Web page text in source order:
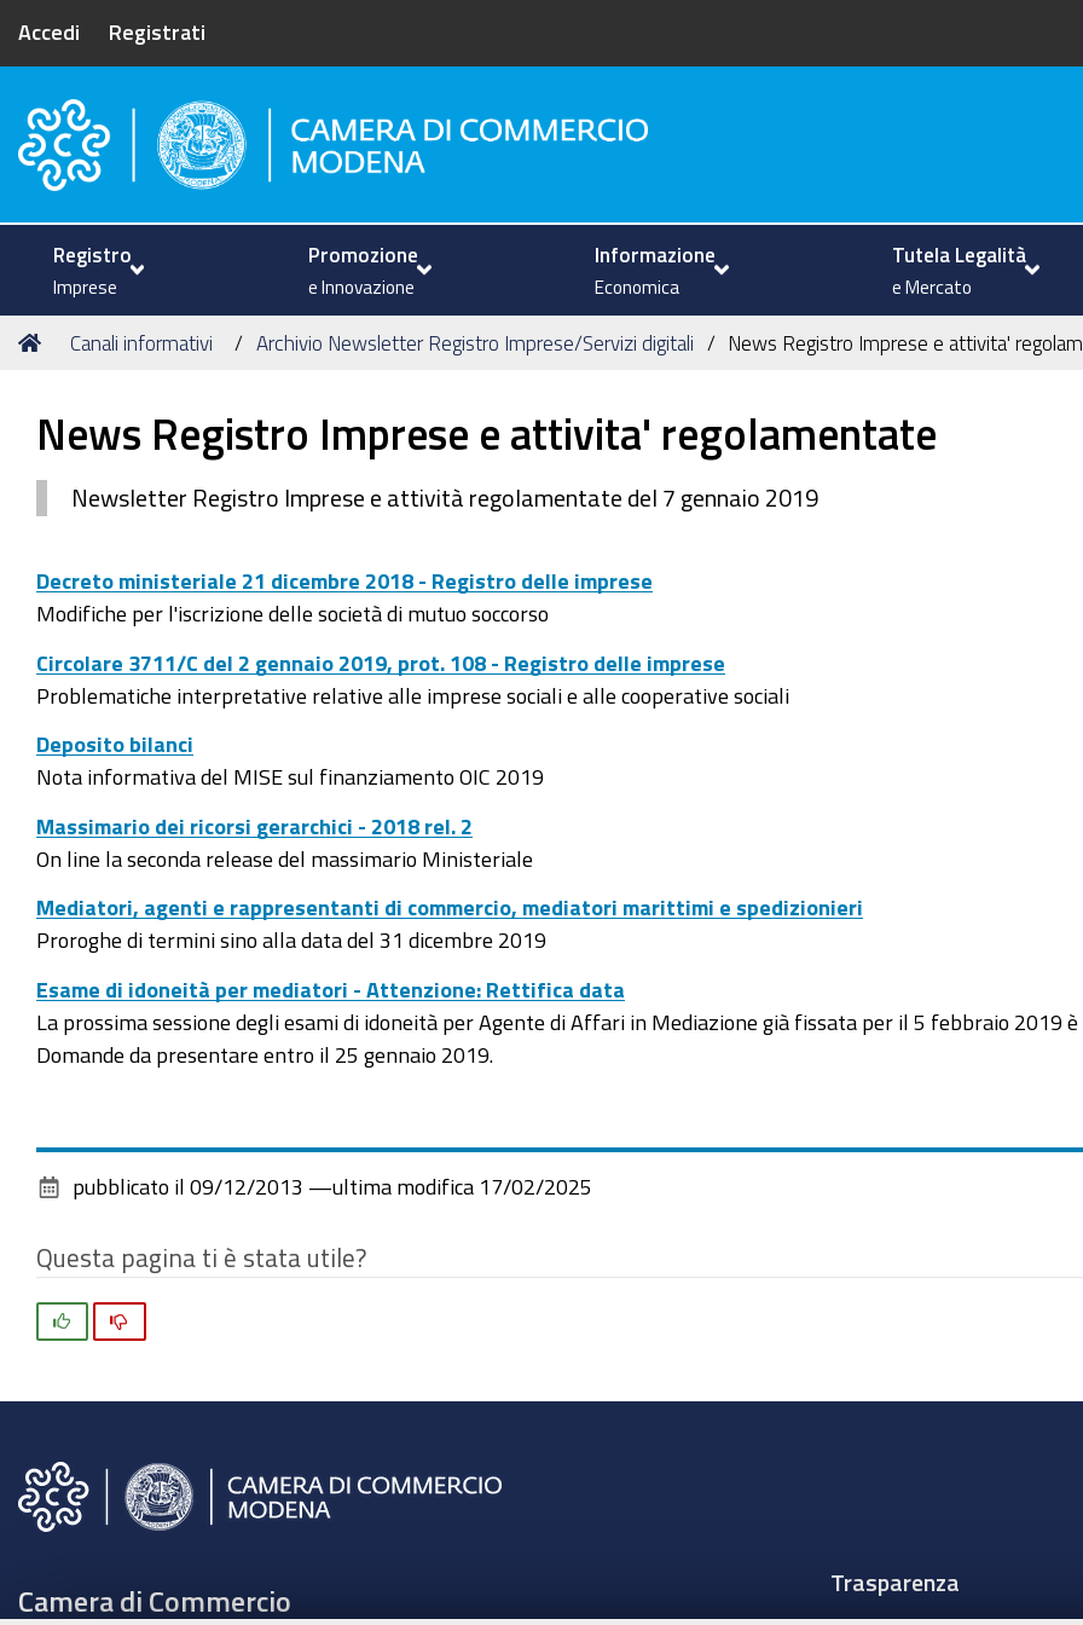
Accedi Registrati
Camera di Commercio di Modena
Registro
Imprese
Promozione
e Innovazione
Informazione
Economica
Tutela Legalità
e Mercato
Tu
Home
Canali informativi Archivio Newsletter Registro Imprese/Servizi digitali News Registro Imprese e attivita'
News Registro Imprese e attivita' regolamentate
Newsletter Registro Imprese e attività regolamentate del 7 gennaio 2019
Decreto ministeriale 21 dicembre 2018 - Registro delle imprese
Modifiche per l'iscrizione delle società di mutuo soccorso
Circolare 3711/C del 2 gennaio 2019, prot. 108 - Registro delle imprese
Problematiche interpretative relative alle imprese sociali e alle cooperative sociali
Deposito bilanci
Nota informativa del MISE sul finanziamento OIC 2019
Massimario dei ricorsi gerarchici - 2018 rel. 2
On line la seconda release del massimario Ministeriale
Mediatori, agenti e rappresentanti di commercio, mediatori marittimi e spedizionieri
Proroghe di termini sino alla data del 31 dicembre 2019
Esame di idoneità per mediatori - Attenzione: Rettifica data
La prossima sessione degli esami di idoneità per Agente di Affari in Mediazione già fissata per il 5 febbraio 2019
Domande da presentare entro il 25 gennaio 2019.
pubblicato il 09/12/2013 —ultima modifica 17/02/2025
Questa pagina ti è stata utile?
Camera di Commercio
Trasparenza